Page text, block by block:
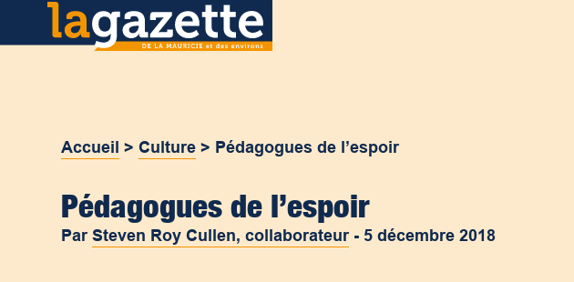
Accueil >Culture > Pédagogues de l’espoir
Pédagogues de l’espoir
ParSteven Roy Cullen, collaborateur - 5 décembre 2018